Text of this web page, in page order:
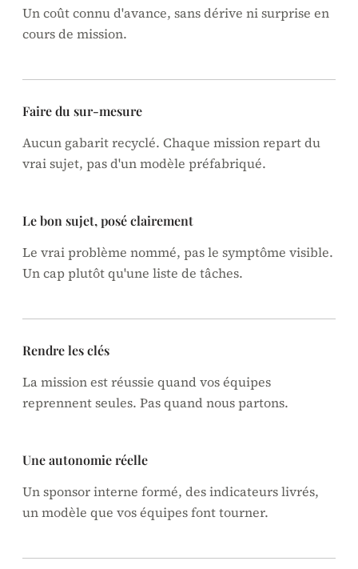
Un coût connu d'avance, sans dérive ni surprise en
cours de mission.
Faire du sur-mesure
Aucun gabarit recyclé. Chaque mission repart du
vrai sujet, pas d'un modèle préfabriqué.
Le bon sujet, posé clairement
Le vrai problème nommé, pas le symptôme visible.
Un cap plutôt qu'une liste de tâches.
Rendre les clés
La mission est réussie quand vos équipes
reprennent seules. Pas quand nous partons.
Une autonomie réelle
Un sponsor interne formé, des indicateurs livrés,
un modèle que vos équipes font tourner.